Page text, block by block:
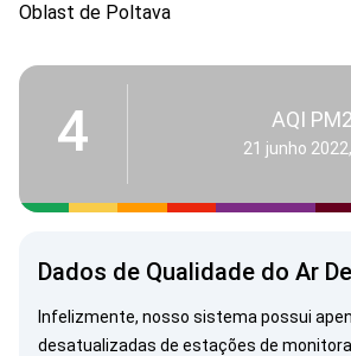
Oblast de Poltava
4 AQI
21 junho
Dados de Qualidade do Ar
Infelizmente, nosso sistema possui
desatualizadas de estações de